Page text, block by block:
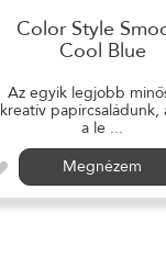
Color Style
Cool Blue
Az egyik legjobb
kreatív papírcsaládunk,
a le ...
Megnézem